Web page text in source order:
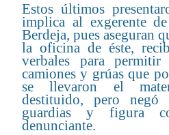
Estos últimos
implica al exgerente
Berdeja, pues aseguran
la oficina de éste,
verbales para
camiones y grúas que
se llevaron el
destituido, pero
guardias y figura
denunciante.